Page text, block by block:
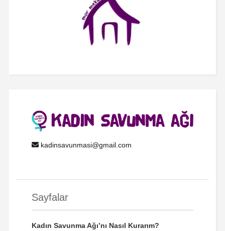
kadinsavunmasi@gmail.com
Sayfalar
Kadın Savunma Ağı’nı Nasıl Kurarım?